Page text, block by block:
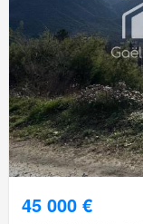
45 000 €